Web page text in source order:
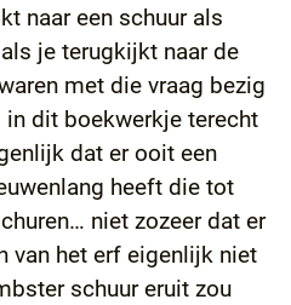
naar een schuur als
je terugkijkt naar de
met die vraag bezig
dit boekwerkje terecht
dat er ooit een
heeft die tot
niet zozeer dat er
van het erf eigenlijk niet
schuur eruit zou